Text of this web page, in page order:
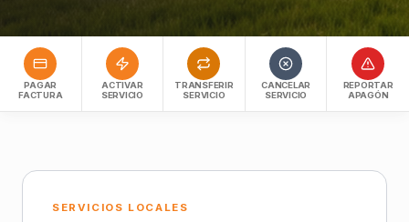
PAGAR
FACTURA
ACTIVAR
SERVICIO
TRANSFERIR
SERVICIO
CANCELAR
SERVICIO
REPORTAR
APAGÓN
SERVICIOS LOCALES